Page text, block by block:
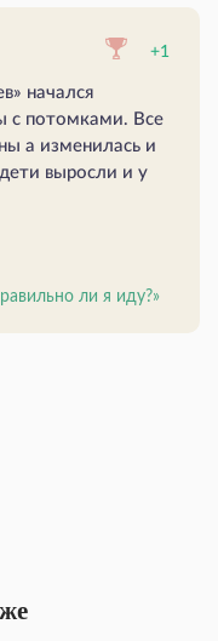
+1
начался
с потомками. Все
а изменилась и
выросли и у
ли я иду?»